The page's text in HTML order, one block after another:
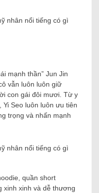
mạnh thần” Jun Jin
vẫn luôn luôn giữ
con gái đôi mươi. Từ y
Seo luôn luôn ưu tiên
trọng và nhấn mạnh
quần short
xinh xinh và dễ thương